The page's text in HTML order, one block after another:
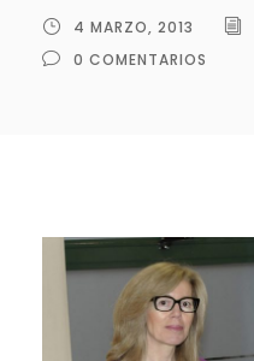
4 MARZO, 2013
0 COMENTARIOS